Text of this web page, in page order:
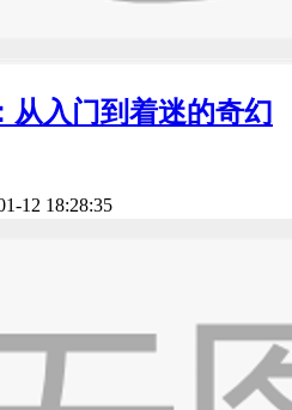
从入门到着迷的奇幻
12 18:28:35